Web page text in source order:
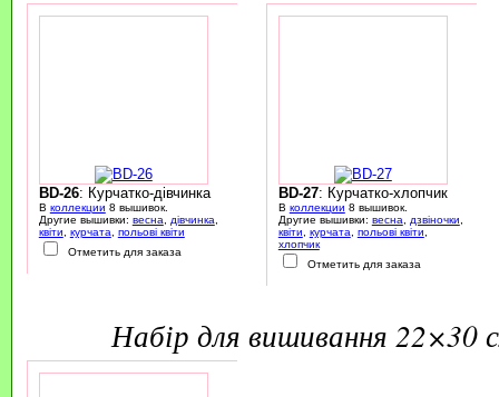
BD-26: Курчатко-дівчинка
В коллекции 8 вышивок.
Другие вышивки: весна дівчинка
квіти
курчата
польові квіти
Отметить для заказа
BD-27: Курчатко-хлопчик
В коллекции 8 вышивок.
Другие вышивки: весна дзвіночки
квіти
курчата польові квіти
хлопчик
Отметить для заказа
набір для вишивання